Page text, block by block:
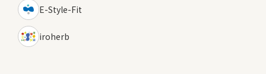
E-Style-Fit
iroherb